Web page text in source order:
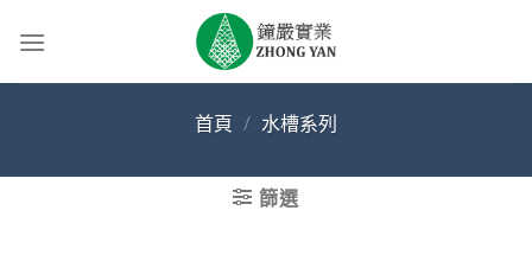
首頁 / 水槽系列
篩選